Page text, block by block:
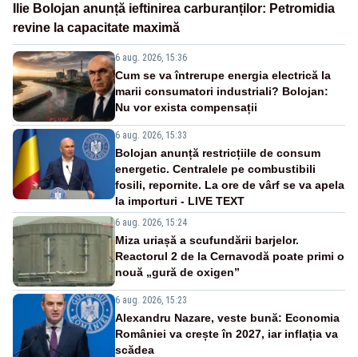
Ilie Bolojan anunță ieftinirea carburanților: Petromidia
revine la capacitate maximă
6 aug. 2026, 15:36
Cum se va întrerupe energia electrică la
marii consumatori industriali? Bolojan:
Nu vor exista compensații
6 aug. 2026, 15:33
Bolojan anunță restricțiile de consum
energetic. Centralele pe combustibili
fosili, repornite. La ore de vârf se va apela
la importuri - LIVE TEXT
6 aug. 2026, 15:24
Miza uriașă a scufundării barjelor.
Reactorul 2 de la Cernavodă poate primi o
nouă „gură de oxigen”
6 aug. 2026, 15:23
Alexandru Nazare, veste bună: Economia
României va crește în 2027, iar inflația va
scădea